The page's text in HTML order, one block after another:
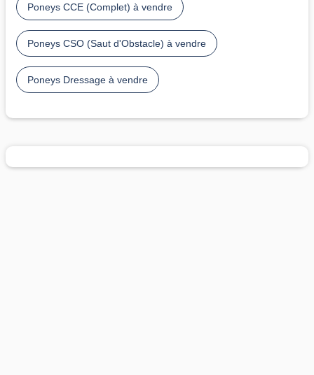
Poneys CCE (Complet) à vendre
Poneys CSO (Saut d'Obstacle) à vendre
Poneys Dressage à vendre